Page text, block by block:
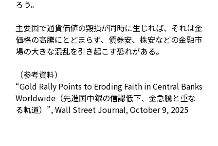
ろう。
主要国で通貨価値の毀損が同時に生じれば、それは金
価格の高騰にとどまらず、債券安、株安などの金融市
場の大きな混乱を引き起こす恐れがある。
（参考資料）
“Gold Rally Points to Eroding Faith in Central Banks
Worldwide（先進国中銀の信認低下、金急騰と重な
る軌道）”, Wall Street Journal, October 9, 2025